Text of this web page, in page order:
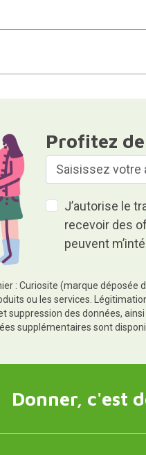
Profitez
J’autorise le
recevoir des
peuvent
: Curiosite (marque déposée
ou les services.
suppression des données,
supplémentaires sont
Donner, c'est